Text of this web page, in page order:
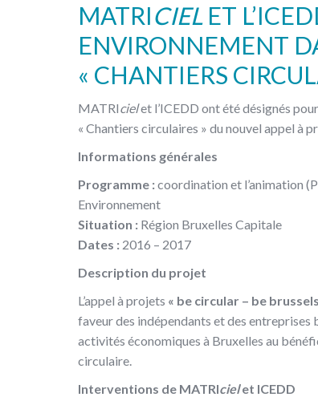
MATRICIELET
ENVIRONNEMENT
« CHANTIERS
MATRIcielet l’ICEDD ont été désignés
« Chantiers circulaires » du nouvel appel à
Informations générales
Programme :coordination et l’animation
Environnement
Situation : Région Bruxelles Capitale
Dates : 2016 – 2017
Description du projet
L’appel à projets « be circular – be brussels
faveur des indépendants et des
activités économiques à Bruxelles au
circulaire.
Interventions de MATRIcielet ICEDD